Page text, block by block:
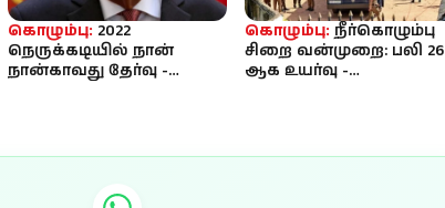
கொழும்பு: 2022
நெருக்கடியில் நான்
நான்காவது தேர்வு -
கொழும்பு: நீர்கொழும்பு
சிறை வன்முறை: பலி 26
ஆக உயர்வு -